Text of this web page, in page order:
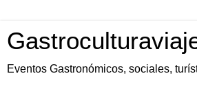
Eventos Gastronómicos, sociales,